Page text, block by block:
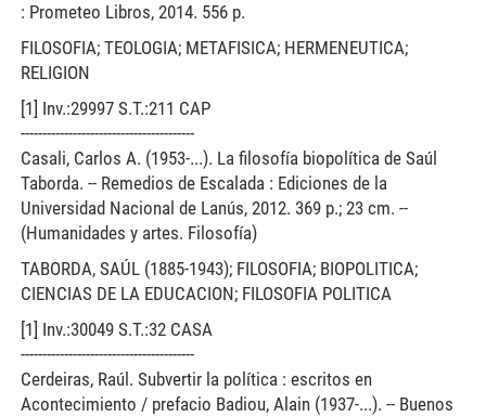
: Prometeo Libros, 2014. 556 p.
FILOSOFIA; TEOLOGIA; METAFISICA; HERMENEUTICA;
RELIGION
[1] Inv.:29997 S.T.:211 CAP
----------------------------------------
Casali, Carlos A. (1953-...). La filosofía biopolítica de Saúl
Taborda. -- Remedios de Escalada : Ediciones de la
Universidad Nacional de Lanús, 2012. 369 p.; 23 cm. --
(Humanidades y artes. Filosofía)
TABORDA, SAÚL (1885-1943); FILOSOFIA; BIOPOLITICA;
CIENCIAS DE LA EDUCACION; FILOSOFIA POLITICA
[1] Inv.:30049 S.T.:32 CASA
----------------------------------------
Cerdeiras, Raúl. Subvertir la política : escritos en
Acontecimiento / prefacio Badiou, Alain (1937-...). -- Buenos